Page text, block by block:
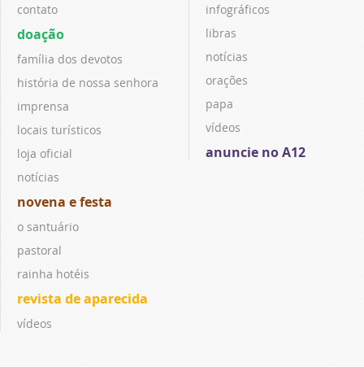
contato
doação
família dos devotos
história de nossa senhora
imprensa
locais turísticos
loja oficial
notícias
novena e festa
o santuário
pastoral
rainha hotéis
revista de aparecida
vídeos
infográficos
libras
notícias
orações
papa
vídeos
anuncie no A12